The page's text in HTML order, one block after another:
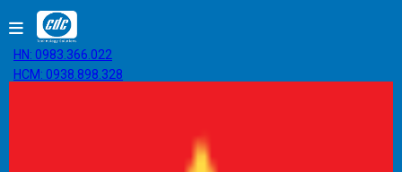
HN: 0983.366.022
HCM: 0938.898.328